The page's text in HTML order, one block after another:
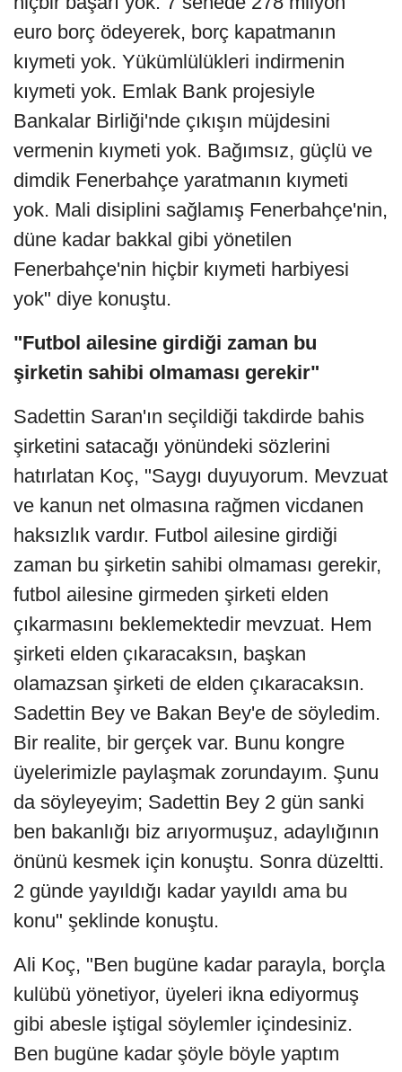
euro borç ödeyerek, borç kapatmanın
kıymeti yok. Yükümlülükleri indirmenin
kıymeti yok. Emlak Bank projesiyle
Bankalar Birliği'nde çıkışın müjdesini
vermenin kıymeti yok. Bağımsız, güçlü ve
dimdik Fenerbahçe yaratmanın kıymeti
yok. Mali disiplini sağlamış Fenerbahçe'nin,
düne kadar bakkal gibi yönetilen
Fenerbahçe'nin hiçbir kıymeti harbiyesi
yok" diye konuştu.
"Futbol ailesine girdiği zaman bu
şirketin sahibi olmaması gerekir"
Sadettin Saran'ın seçildiği takdirde bahis
şirketini satacağı yönündeki sözlerini
hatırlatan Koç, "Saygı duyuyorum. Mevzuat
ve kanun net olmasına rağmen vicdanen
haksızlık vardır. Futbol ailesine girdiği
zaman bu şirketin sahibi olmaması gerekir,
futbol ailesine girmeden şirketi elden
çıkarmasını beklemektedir mevzuat. Hem
şirketi elden çıkaracaksın, başkan
olamazsan şirketi de elden çıkaracaksın.
Sadettin Bey ve Bakan Bey'e de söyledim.
Bir realite, bir gerçek var. Bunu kongre
üyelerimizle paylaşmak zorundayım. Şunu
da söyleyeyim; Sadettin Bey 2 gün sanki
ben bakanlığı biz arıyormuşuz, adaylığının
önünü kesmek için konuştu. Sonra düzeltti.
2 günde yayıldığı kadar yayıldı ama bu
konu" şeklinde konuştu.
Ali Koç, "Ben bugüne kadar parayla, borçla
kulübü yönetiyor, üyeleri ikna ediyormuş
gibi abesle iştigal söylemler içindesiniz.
Ben bugüne kadar şöyle böyle yaptım